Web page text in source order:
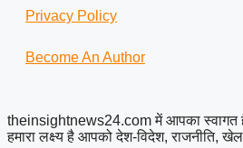
Privacy Policy
Become An Author
theinsightnews24.com में आपका स्वागत
हमारा लक्ष्य है आपको देश-विदेश, राजनीति,